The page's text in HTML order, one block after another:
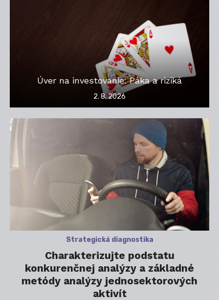
Úver na investovanie: Páka a riziká
Posted
on
2. 8. 2026
Strategická diagnostika
Charakterizujte podstatu
konkurenčnej analýzy a základné
metódy analýzy jednosektorových
aktivít